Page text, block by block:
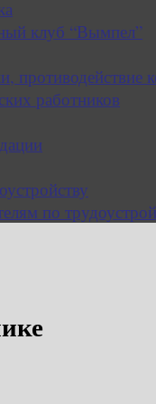
клуб “Вымпел”
противодействие
работников
по